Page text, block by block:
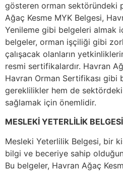
gösteren orman sektöründeki
Ağaç Kesme MYK Belgesi,
Yenileme gibi belgeleri almak
belgeler, orman işçiliği gibi
çalışacak olanların
resmi sertifikalardır. Havran
Havran Orman Sertifikası gibi
gereklilikler hem de
sağlamak için önemlidir.
MESLEKİ YETERLİLİK
Mesleki Yeterlilik Belgesi, bir
bilgi ve beceriye sahip
Bu belgeler, Havran Ağaç